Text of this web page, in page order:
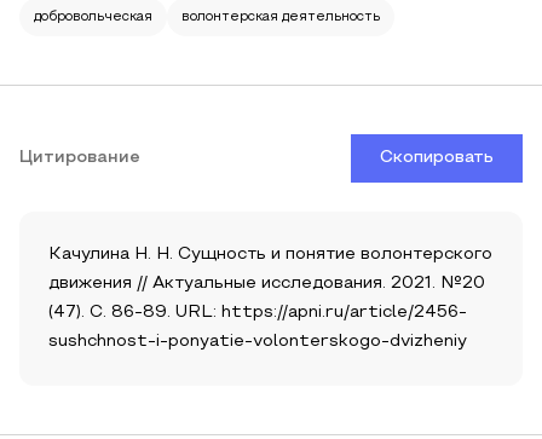
добровольческая волонтерская деятельность
Цитирование Скопировать
Качулина Н. Н. Сущность и понятие волонтерского
движения // Актуальные исследования. 2021. №20
(47). С. 86-89. URL: https://apni.ru/article/2456-
sushchnost-i-ponyatie-volonterskogo-dvizheniy